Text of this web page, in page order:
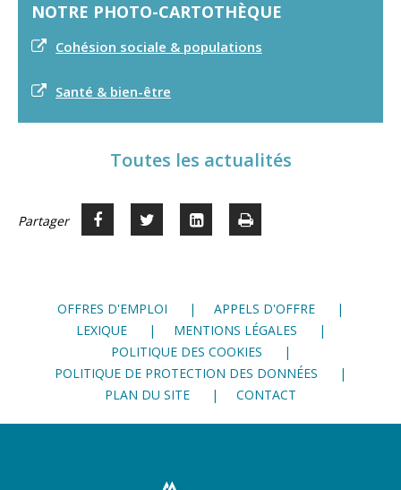
NOTRE PHOTO-CARTOTHÈQUE
Cohésion sociale & populations
Santé & bien-être
Toutes les actualités
Partager Partager
Partager
Voir
Imprimer
OFFRES D'EMPLOI
APPELS D'OFFRE
LEXIQUE
MENTIONS LÉGALES
POLITIQUE DES COOKIES
POLITIQUE DE PROTECTION DES DONNÉES
PLAN DU SITE
CONTACT